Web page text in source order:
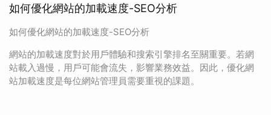
如何優化網站的加載速度-SEO分析
如何優化網站的加載速度-SEO分析
網站的加載速度對於用戶體驗和搜索引擎排名至關重要。若網
站載入過慢，用戶可能會流失，影響業務效益。因此，優化網
站加載速度是每位網站管理員需要重視的課題。